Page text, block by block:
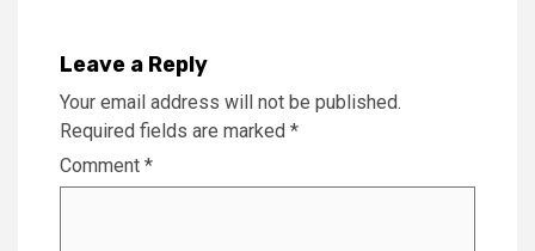
Leave a Reply
Your email address will not be published.
Required fields are marked *
Comment *